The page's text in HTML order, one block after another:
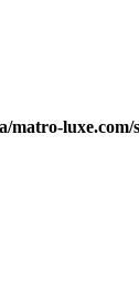
matro-